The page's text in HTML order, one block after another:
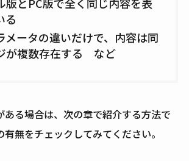
る
メータの違いだけで、内容は同
が複数存在する など
ある場合は、次の章で紹介する方法で
無をチェックしてみてください。